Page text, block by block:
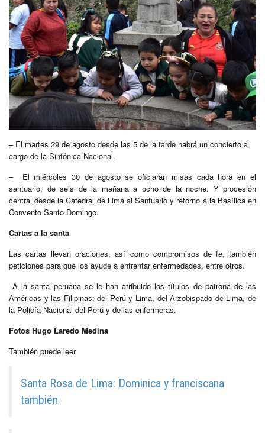
– El martes 29 de agosto desde las 5 de la tarde habrá un concierto a
cargo de la Sinfónica Nacional.
– El miércoles 30 de agosto se oficiarán misas cada hora en el
santuario, de seis de la mañana a ocho de la noche. Y procesión
central desde la Catedral de Lima al Santuario y retorno a la Basílica en
Convento Santo Domingo.
Cartas a la santa
Las cartas llevan oraciones, así como compromisos de fe, también
peticiones para que los ayude a enfrentar enfermedades, entre otros.
A la santa peruana se le han atribuido los títulos de patrona de las
Américas y las Filipinas; del Perú y Lima, del Arzobispado de Lima, de
la Policía Nacional del Perú y de las enfermeras.
Fotos Hugo Laredo Medina
También puede leer
Santa Rosa de Lima: Dominica y franciscana
también